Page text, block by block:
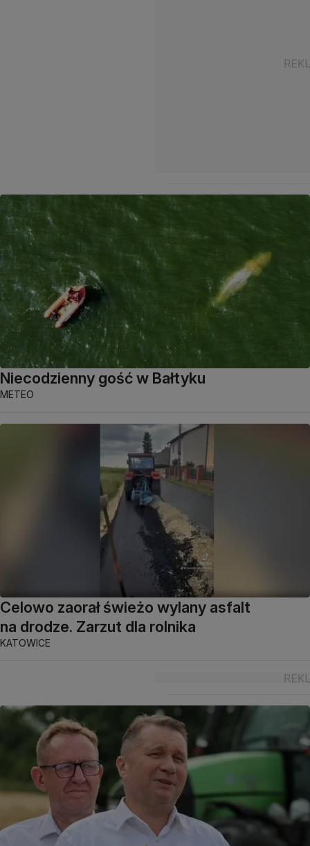
Niecodzienny gość w Bałtyku
METEO
Celowo zaorał świeżo wylany asfalt
na drodze. Zarzut dla rolnika
KATOWICE